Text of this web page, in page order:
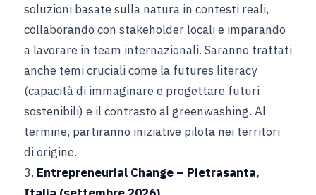
soluzioni basate sulla natura in contesti reali,
collaborando con stakeholder locali e imparando
a lavorare in team internazionali. Saranno trattati
anche temi cruciali come la futures literacy
(capacità di immaginare e progettare futuri
sostenibili) e il contrasto al greenwashing. Al
termine, partiranno iniziative pilota nei territori
di origine.
3. Entrepreneurial Change – Pietrasanta,